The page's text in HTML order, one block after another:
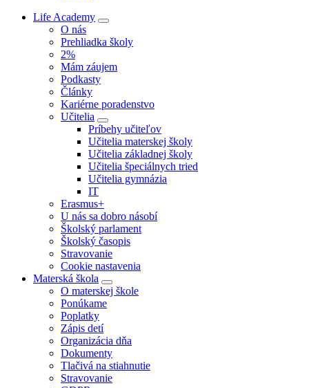
Life Academy
O nás
Prehliadka školy
2%
Mám záujem
Podkasty
Články
Kariérne poradenstvo
Učitelia
Príbehy učiteľov
Učitelia materskej školy
Učitelia základnej školy
Učitelia špeciálnych tried
Učitelia gymnázia
IT
Erasmus+
U nás sa dobro násobí
Školský parlament
Školský časopis
Stravovanie
Cookie nastavenia
Materská škola
O materskej škole
Ponúkame
Poplatky
Zápis detí
Organizácia dňa
Dokumenty
Tlačivá na stiahnutie
Stravovanie